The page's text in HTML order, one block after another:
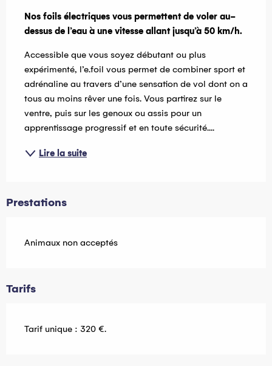
Nos foils électriques vous permettent de voler au-
dessus de l’eau à une vitesse allant jusqu’à 50 km/h.
Accessible que vous soyez débutant ou plus
expérimenté, l’e.foil vous permet de combiner sport et
adrénaline au travers d’une sensation de vol dont on a
tous au moins rêver une fois. Vous partirez sur le
ventre, puis sur les genoux ou assis pour un
apprentissage progressif et en toute sécurité....
Lire la suite
Prestations
Animaux non acceptés
Tarifs
Tarif unique : 320 €.